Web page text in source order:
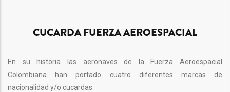
CUCARDA FUERZA AEROESPACIAL
En su historia las aeronaves de la Fuerza Aeroespacial
Colombiana han portado cuatro diferentes marcas de
nacionalidad y/o cucardas.